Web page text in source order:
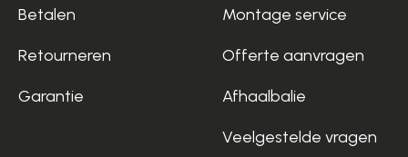
Betalen
Retourneren
Garantie
Montage service
Offerte aanvragen
Afhaalbalie
Veelgestelde vragen